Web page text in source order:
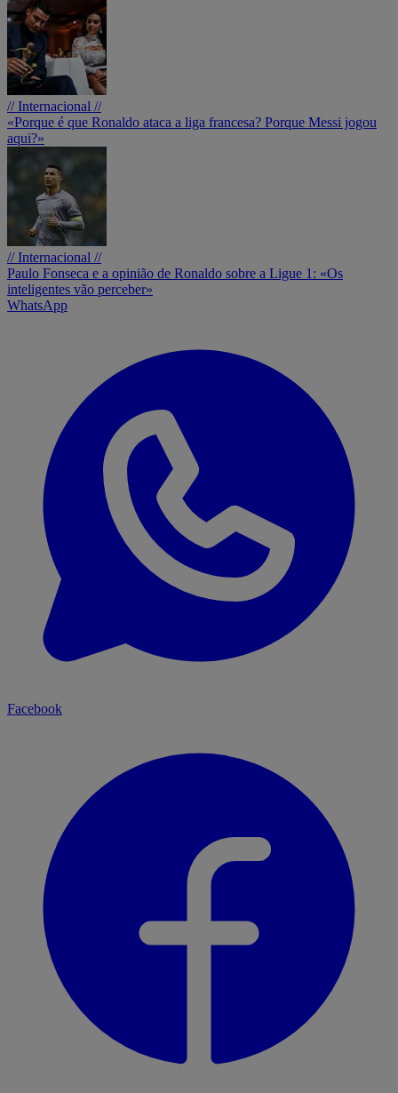
// Internacional //
«Porque é que Ronaldo ataca a liga francesa? Porque Messi jogou
aqui?»
// Internacional //
Paulo Fonseca e a opinião de Ronaldo sobre a Ligue 1: «Os
inteligentes vão perceber»
WhatsApp
Facebook